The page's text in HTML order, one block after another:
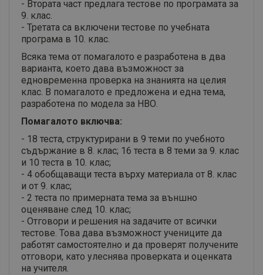
- Втората част предлага тестове по програмата за
9. клас.
- Третата са включени тестове по учебната
програма в 10. клас.
Всяка тема от помагалото е разработена в два
варианта, което дава възможност за
едновременна проверка на знанията на целия
клас. В помагалото е предложена и една тема,
разработена по модела за НВО.
Помагалото включва:
- 18 теста, структурирани в 9 теми по учебното
съдържание в 8. клас; 16 теста в 8 теми за 9. клас
и 10 теста в 10. клас;
- 4 обобщаващи теста върху материала от 8. клас
и от 9. клас;
- 2 теста по примерната тема за външно
оценяване след 10. клас;
- Отговори и решения на задачите от всички
тестове. Това дава възможност учениците да
работят самостоятелно и да проверят получените
отговори, като улеснява проверката и оценката
на учителя.